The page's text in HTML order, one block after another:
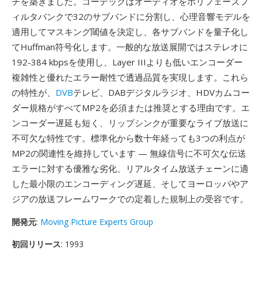
ィルタバンクで32のサブバンドに分割し、心理音響モデルを
適用してマスキング閾値を決定し、各サブバンドを量子化し
てHuffman符号化します。一般的な放送展開ではステレオに
192-384 kbpsを使用し、Layer IIIよりも低いエンコーダー
複雑性と優れたエラー耐性で透過品質を実現します。これら
の特性が、 DVBテレビ、DABデジタルラジオ、HDVカムコー
ダー規格がすべてMP2を必須または推奨とする理由です。エ
ンコーダー遅延も短く、リップシンクが重要なライブ放送に
不可欠な特性です。標準化から数十年経っても3つの利点が
MP2の関連性を維持しています — 無線信号に不可欠な伝送
エラーに対する優雅な劣化、リアルタイム放送チェーンに適
した最小限のエンコーディング遅延、そしてヨーロッパやア
ジアの放送フレームワークでの定着した規制上の受容です。
開発元: Moving Picture Experts Group
初回リリース: 1993